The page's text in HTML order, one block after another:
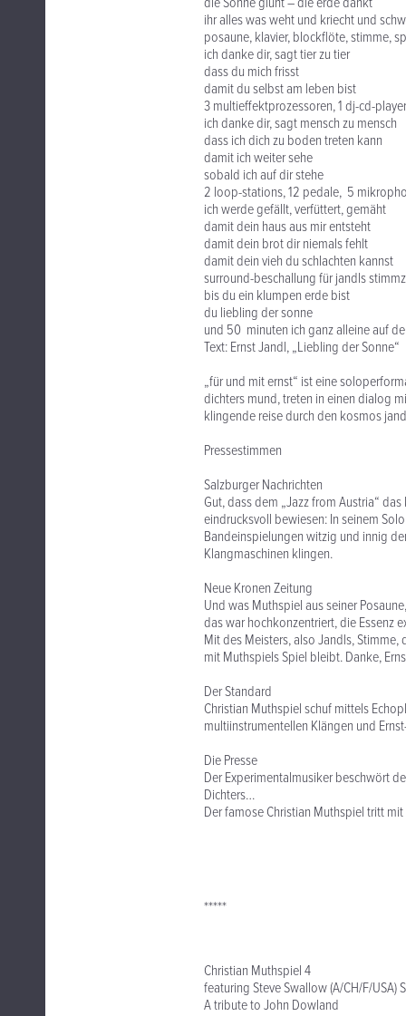
ihr alles was weht und kriecht und
posaune, klavier, blockflöte, stimme,
ich danke dir, sagt tier zu tier
dass du mich frisst
damit du selbst am leben bist
3 multieffektprozessoren, 1 dj-cd-
ich danke dir, sagt mensch zu mensch
dass ich dich zu boden treten kann
damit ich weiter sehe
sobald ich auf dir stehe
2 loop-stations, 12 pedale, 5
ich werde gefällt, verfüttert, gemäht
damit dein haus aus mir entsteht
damit dein brot dir niemals fehlt
damit dein vieh du schlachten kannst
surround-beschallung für jandls
bis du ein klumpen erde bist
du liebling der sonne
und 50 minuten ich ganz alleine auf
Text: Ernst Jandl, „Liebling der Sonne“
„für und mit ernst“ ist eine
dichters mund, treten in einen dialog
klingende reise durch den kosmos
Pressestimmen
Salzburger Nachrichten
Gut, dass dem „Jazz from Austria“
eindrucksvoll bewiesen: In seinem
Bandeinspielungen witzig und innig
Klangmaschinen klingen.
Neue Kronen Zeitung
Und was Muthspiel aus seiner
das war hochkonzentriert, die Essenz
Mit des Meisters, also Jandls,
mit Muthspiels Spiel bleibt. Danke,
Der Standard
Christian Muthspiel schuf mittels
multiinstrumentellen Klängen und
Die Presse
Der Experimentalmusiker beschwört
Dichters…
Der famose Christian Muthspiel tritt
*****
Christian Muthspiel 4
featuring Steve Swallow (A/CH/F/USA)
A tribute to John Dowland